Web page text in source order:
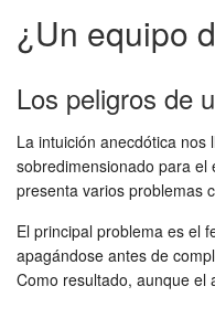
¿Un equipo
Los peligros de
La intuición anecdótica
sobredimensionado para
presenta varios problemas
El principal problema es el
apagándose antes de
Como resultado, aunque el